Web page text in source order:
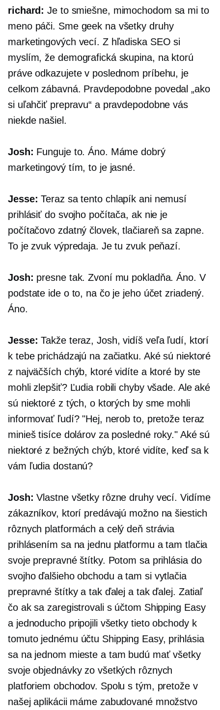
richard: Je to smiešne, mimochodom sa mi to
meno páči. Sme geek na všetky druhy
marketingových vecí. Z hľadiska SEO si
myslím, že demografická skupina, na ktorú
práve odkazujete v poslednom príbehu, je
celkom zábavná. Pravdepodobne povedal „ako
si uľahčiť prepravu“ a pravdepodobne vás
niekde našiel.
Josh: Funguje to. Áno. Máme dobrý
marketingový tím, to je jasné.
Jesse: Teraz sa tento chlapík ani nemusí
prihlásiť do svojho počítača, ak nie je
počítačovo zdatný človek, tlačiareň sa zapne.
To je zvuk výpredaja. Je tu zvuk peňazí.
Josh: presne tak. Zvoní mu pokladňa. Áno. V
podstate ide o to, na čo je jeho účet zriadený.
Áno.
Jesse: Takže teraz, Josh, vidíš veľa ľudí, ktorí
k tebe prichádzajú na začiatku. Aké sú niektoré
z najväčších chýb, ktoré vidíte a ktoré by ste
mohli zlepšiť? Ľudia robili chyby všade. Ale aké
sú niektoré z tých, o ktorých by sme mohli
informovať ľudí? "Hej, nerob to, pretože teraz
minieš tisíce dolárov za posledné roky." Aké sú
niektoré z bežných chýb, ktoré vidíte, keď sa k
vám ľudia dostanú?
Josh: Vlastne všetky rôzne druhy vecí. Vidíme
zákazníkov, ktorí predávajú možno na šiestich
rôznych platformách a celý deň strávia
prihlásením sa na jednu platformu a tam tlačia
svoje prepravné štítky. Potom sa prihlásia do
svojho ďalšieho obchodu a tam si vytlačia
prepravné štítky a tak ďalej a tak ďalej. Zatiaľ
čo ak sa zaregistrovali s účtom Shipping Easy
a jednoducho pripojili všetky tieto obchody k
tomuto jednému účtu Shipping Easy, prihlásia
sa na jednom mieste a tam budú mať všetky
svoje objednávky zo všetkých rôznych
platforiem obchodov. Spolu s tým, pretože v
našej aplikácii máme zabudované množstvo